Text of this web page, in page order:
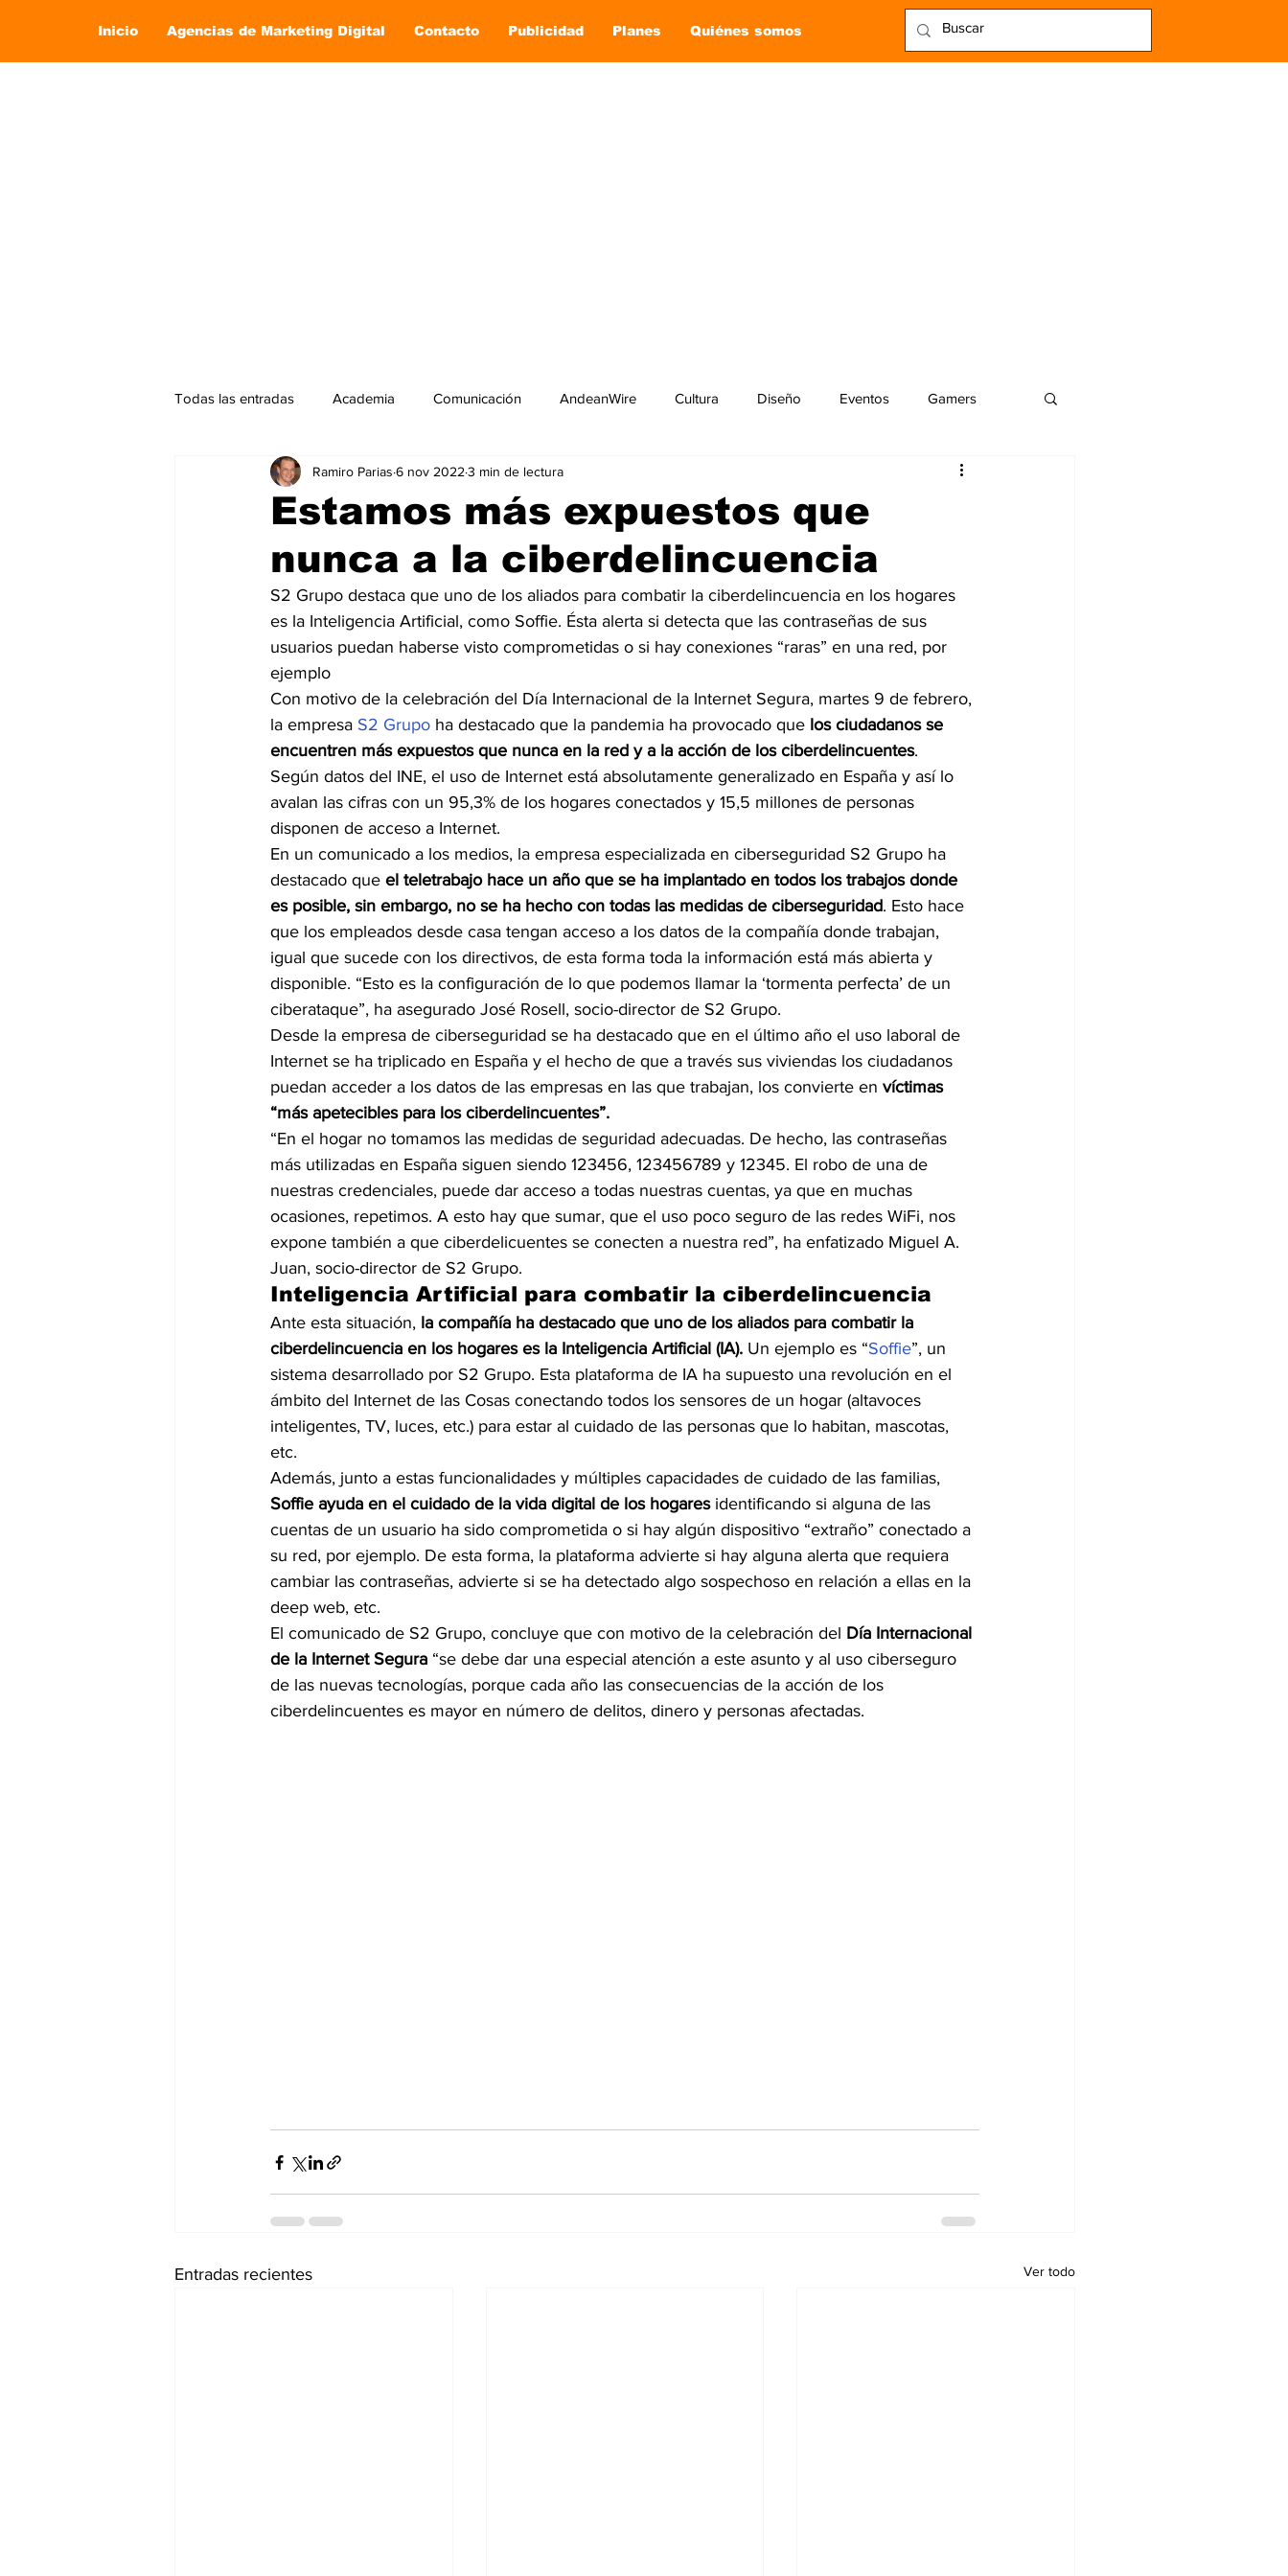
Inicio Agencias de Marketing Digital Contacto Publicidad Planes Quiénes somos
Todas las entradas Academia Comunicación AndeanWire Cultura Diseño Eventos Gamers
Marketing Marketing Digital Negocios Películas
Social Media Marketing Turismo On line Tecnología Un Café Digital Noticias Tecnología
Dispositivos Eventos e-commerce Logística Perfiles Felicidad Música DJing
Sostenibilidad salud
Estamos más expuestos que
nunca a la ciberdelincuencia
Ramiro Parias 6 nov 2022 3 min de lectura
S2 Grupo destaca que uno de los aliados para combatir la ciberdelincuencia en los hogares
es la Inteligencia Artificial, como Soffie. Ésta alerta si detecta que las contraseñas de sus
usuarios puedan haberse visto comprometidas o si hay conexiones “raras” en una red, por
ejemplo
Con motivo de la celebración del Día Internacional de la Internet Segura, martes 9 de febrero,
la empresa S2 Grupo ha destacado que la pandemia ha provocado que los ciudadanos se
encuentren más expuestos que nunca en la red y a la acción de los ciberdelincuentes.
Según datos del INE, el uso de Internet está absolutamente generalizado en España y así lo
avalan las cifras con un 95,3% de los hogares conectados y 15,5 millones de personas
disponen de acceso a Internet.
En un comunicado a los medios, la empresa especializada en ciberseguridad S2 Grupo ha
destacado que el teletrabajo hace un año que se ha implantado en todos los trabajos donde
es posible, sin embargo, no se ha hecho con todas las medidas de ciberseguridad. Esto hace
que los empleados desde casa tengan acceso a los datos de la compañía donde trabajan,
igual que sucede con los directivos, de esta forma toda la información está más abierta y
disponible. “Esto es la configuración de lo que podemos llamar la ‘tormenta perfecta’ de un
ciberataque”, ha asegurado José Rosell, socio-director de S2 Grupo.
Desde la empresa de ciberseguridad se ha destacado que en el último año el uso laboral de
Internet se ha triplicado en España y el hecho de que a través sus viviendas los ciudadanos
puedan acceder a los datos de las empresas en las que trabajan, los convierte en víctimas
“más apetecibles para los ciberdelincuentes”.
“En el hogar no tomamos las medidas de seguridad adecuadas. De hecho, las contraseñas
más utilizadas en España siguen siendo 123456, 123456789 y 12345. El robo de una de
nuestras credenciales, puede dar acceso a todas nuestras cuentas, ya que en muchas
ocasiones, repetimos. A esto hay que sumar, que el uso poco seguro de las redes WiFi, nos
expone también a que ciberdelicuentes se conecten a nuestra red”, ha enfatizado Miguel A.
Juan, socio-director de S2 Grupo.
Inteligencia Artificial para combatir la ciberdelincuencia
Ante esta situación, la compañía ha destacado que uno de los aliados para combatir la
ciberdelincuencia en los hogares es la Inteligencia Artificial (IA). Un ejemplo es “Soffie”, un
sistema desarrollado por S2 Grupo. Esta plataforma de IA ha supuesto una revolución en el
ámbito del Internet de las Cosas conectando todos los sensores de un hogar (altavoces
inteligentes, TV, luces, etc.) para estar al cuidado de las personas que lo habitan, mascotas,
etc.
Además, junto a estas funcionalidades y múltiples capacidades de cuidado de las familias,
Soffie ayuda en el cuidado de la vida digital de los hogares identificando si alguna de las
cuentas de un usuario ha sido comprometida o si hay algún dispositivo “extraño” conectado a
su red, por ejemplo. De esta forma, la plataforma advierte si hay alguna alerta que requiera
cambiar las contraseñas, advierte si se ha detectado algo sospechoso en relación a ellas en la
deep web, etc.
El comunicado de S2 Grupo, concluye que con motivo de la celebración del Día Internacional
de la Internet Segura “se debe dar una especial atención a este asunto y al uso ciberseguro
de las nuevas tecnologías, porque cada año las consecuencias de la acción de los
ciberdelincuentes es mayor en número de delitos, dinero y personas afectadas.
Entradas recientes Ver todo